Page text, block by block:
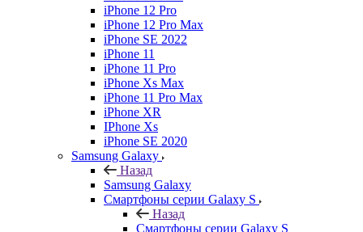
iPhone 12 Pro
iPhone 12 Pro Max
iPhone SE 2022
iPhone 11
iPhone 11 Pro
iPhone Xs Max
iPhone 11 Pro Max
iPhone XR
IPhone Xs
iPhone SE 2020
Samsung Galaxy
Назад
Samsung Galaxy
Смартфоны серии Galaxy S
Назад
Смартфоны серии Galaxy S